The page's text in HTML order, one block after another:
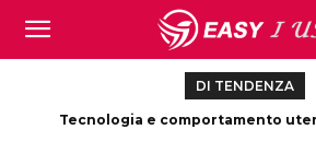
DI TENDENZA
Tecnologia e comportamento